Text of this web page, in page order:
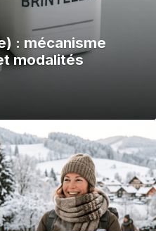
: mécanisme
modalités